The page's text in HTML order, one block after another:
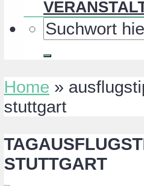
Home »
stuttgart
STUTTGART